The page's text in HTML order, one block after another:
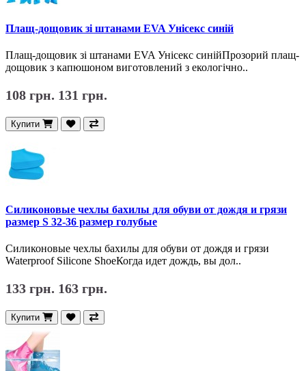
Плащ-дощовик зі штанами EVA Унісекс синій
Плащ-дощовик зі штанами EVA Унісекс синійПрозорий плащ-
дощовик з капюшоном виготовлений з екологічно..
108 грн. 131 грн.
Купити
Силиконовые чехлы бахилы для обуви от дождя и грязи
размер S 32-36 размер голубые
Силиконовые чехлы бахилы для обуви от дождя и грязи
Waterproof Silicone ShoeКогда идет дождь, вы дол..
133 грн. 163 грн.
Купити